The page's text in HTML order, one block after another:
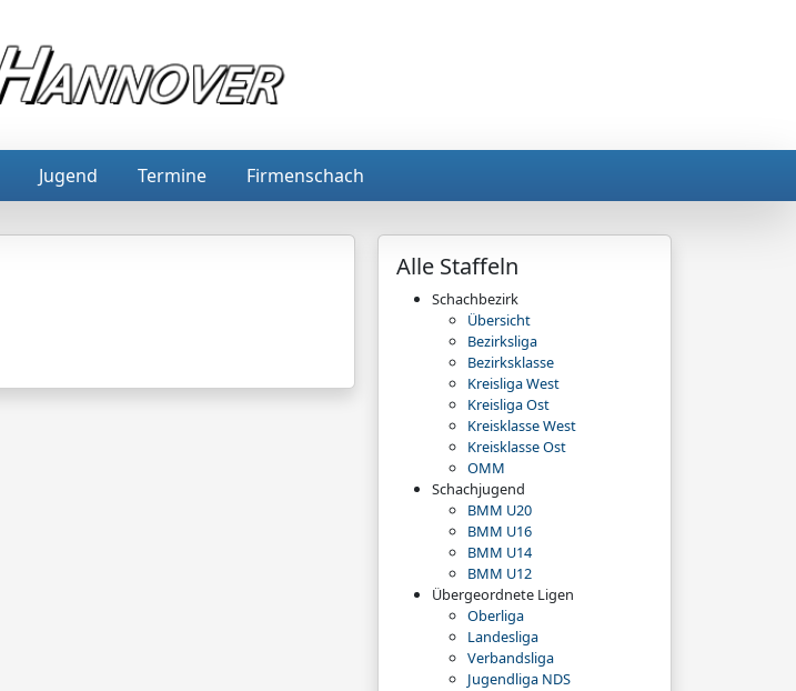
Jugend Termine Firmenschach
Alle Staffeln
Schachbezirk
Übersicht
Bezirksliga
Bezirksklasse
Kreisliga West
Kreisliga Ost
Kreisklasse West
Kreisklasse Ost
OMM
Schachjugend
BMM U20
BMM U16
BMM U14
BMM U12
Übergeordnete Ligen
Oberliga
Landesliga
Verbandsliga
Jugendliga NDS